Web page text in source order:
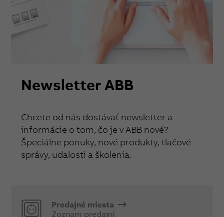
Newsletter ABB
Chcete od nás dostávať newsletter a
informácie o tom, čo je v ABB nové?
Špeciálne ponuky, nové produkty, tlačové
správy, udalosti a školenia.
Predajné miesta
Zoznam predajní